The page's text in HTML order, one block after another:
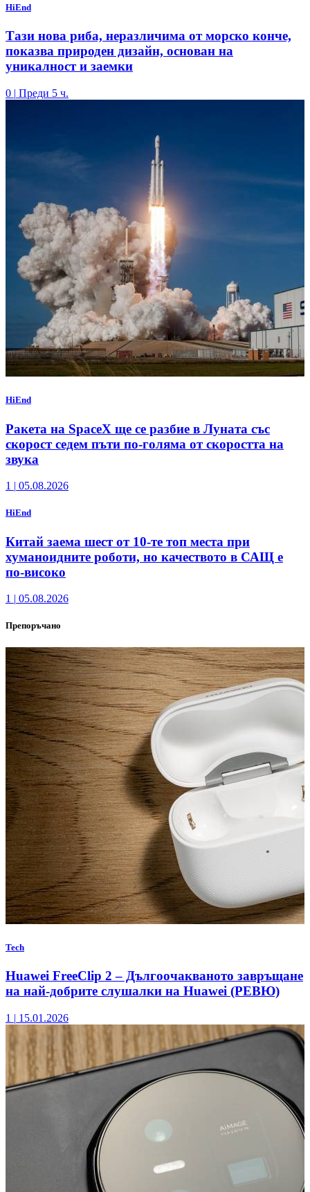
HiEnd
Тази нова риба, неразличима от морско конче,
показва природен дизайн, основан на
уникалност и заемки
0 | Преди 5 ч.
HiEnd
Ракета на SpaceX ще се разбие в Луната със
скорост седем пъти по-голяма от скоростта на
звука
1 | 05.08.2026
HiEnd
Китай заема шест от 10-те топ места при
хуманоидните роботи, но качеството в САЩ е
по-високо
1 | 05.08.2026
Препоръчано
Tech
Huawei FreeClip 2 – Дългоочакваното завръщане
на най-добрите слушалки на Huawei (РЕВЮ)
1 | 15.01.2026